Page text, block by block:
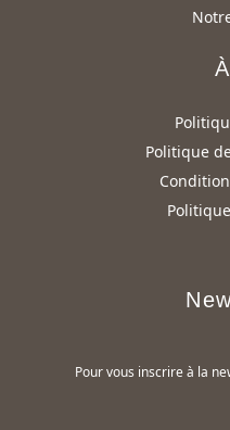
Politique
Pour vous inscrire à la